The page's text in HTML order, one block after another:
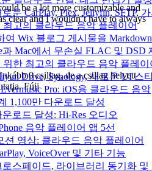
로운 CarPlay, Plex, Jellyfin, SFTP,
최고의 클라우드 음악 플레이어
여 Wix 블로그 게시물을
과 Mac에서 무손실 FLAC 및 DSD
위한 최고의 클라우드 음악 플레이
Drive, Synology, 새로운 UI 스
Pro: iOS용 클라우드 음악
1,100만 다운로드 달성
운로드 달성: Hi-Res 오디오
음악 플레이어 앱 5선
션 영상: 클라우드 음악 플레이어
VoiceOver 및 기타 기능
로스페이드, 라이브러리 동기화 및
0 csillag, de a csillag helyett
Fújj
Love love loveee